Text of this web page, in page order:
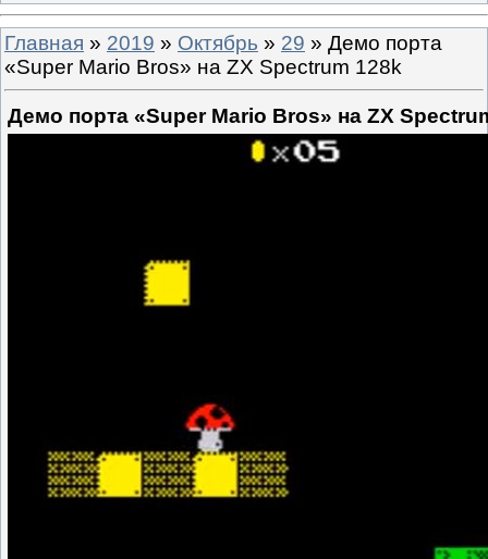
Главная » 2019 » Октябрь » 29 » Демо порта
«Super Mario Bros» на ZX Spectrum 128k
Демо порта «Super Mario Bros» на ZX